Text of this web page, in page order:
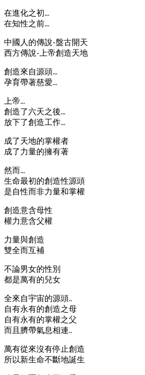
在進化之初…
在知性之前…
中國人的傳說-盤古開天
西方傳說-上帝創造天地
創造來自源頭…
孕育帶著慈愛…
上帝…
創造了六天之後…
放下了創造工作…
成了天地的掌權者
成了力量的擁有著
然而…
生命最初的創造性源頭
是自性而非力量和掌權
創造意含母性
權力意含父權
力量與創造
雙全而互補
不論男女的性別
都是萬有的兒女
全來自宇宙的源頭..
自有永有的創造之母
自有永有的掌權之父
而且臍帶氣息相連..
萬有從來沒有停止創造
所以新生命不斷地誕生